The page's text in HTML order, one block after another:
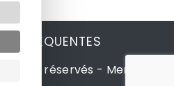
FRÉQUENTES
droits réservés - Mentions